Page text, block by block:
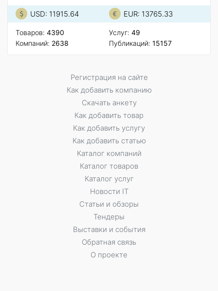
USD: 11915.64 EUR: 13765.33
Товаров: 4390
Компаний: 2638
Услуг: 49
Публикаций: 15157
Регистрация на сайте
Как добавить компанию
Скачать анкету
Как добавить товар
Как добавить услугу
Как добавить статью
Каталог компаний
Каталог товаров
Каталог услуг
Новости IT
Статьи и обзоры
Тендеры
Выставки и события
Обратная связь
О проекте